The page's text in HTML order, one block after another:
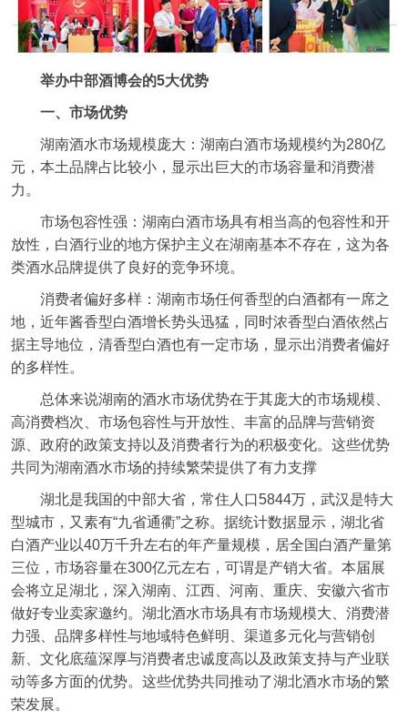
举办中部酒博会的5大优势
一、市场优势
湖南酒水市场规模庞大：湖南白酒市场规模约为280亿
元，本土品牌占比较小，显示出巨大的市场容量和消费潜
力。
市场包容性强：湖南白酒市场具有相当高的包容性和开
放性，白酒行业的地方保护主义在湖南基本不存在，这为各
类酒水品牌提供了良好的竞争环境。
消费者偏好多样：湖南市场任何香型的白酒都有一席之
地，近年酱香型白酒增长势头迅猛，同时浓香型白酒依然占
据主导地位，清香型白酒也有一定市场，显示出消费者偏好
的多样性。
总体来说湖南的酒水市场优势在于其庞大的市场规模、
高消费档次、市场包容性与开放性、丰富的品牌与营销资
源、政府的政策支持以及消费者行为的积极变化。这些优势
共同为湖南酒水市场的持续繁荣提供了有力支撑
湖北是我国的中部大省，常住人口5844万，武汉是特大
型城市，又素有“九省通衢”之称。据统计数据显示，湖北省
白酒产业以40万千升左右的年产量规模，居全国白酒产量第
三位，市场容量在300亿元左右，可谓是产销大省。本届展
会将立足湖北，深入湖南、江西、河南、重庆、安徽六省市
做好专业卖家邀约。湖北酒水市场具有市场规模大、消费潜
力强、品牌多样性与地域特色鲜明、渠道多元化与营销创
新、文化底蕴深厚与消费者忠诚度高以及政策支持与产业联
动等多方面的优势。这些优势共同推动了湖北酒水市场的繁
荣发展。